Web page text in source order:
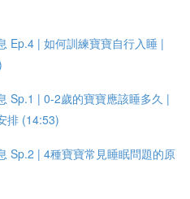
Ep.4 | 如何訓練寶寶自行入睡 |
Sp.1 | 0-2歲的寶寶應該睡多久 |
排 (14:53)
Sp.2 | 4種寶寶常見睡眠問題的原